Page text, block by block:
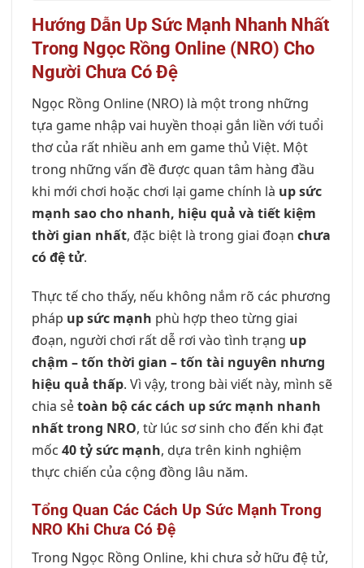
Hướng Dẫn Up Sức Mạnh Nhanh Nhất
Trong Ngọc Rồng Online (NRO) Cho
Người Chưa Có Đệ
Ngọc Rồng Online (NRO) là một trong những
tựa game nhập vai huyền thoại gắn liền với tuổi
thơ của rất nhiều anh em game thủ Việt. Một
trong những vấn đề được quan tâm hàng đầu
khi mới chơi hoặc chơi lại game chính là up sức
mạnh sao cho nhanh, hiệu quả và tiết kiệm
thời gian nhất, đặc biệt là trong giai đoạn chưa
có đệ tử.
Thực tế cho thấy, nếu không nắm rõ các phương
pháp up sức mạnh phù hợp theo từng giai
đoạn, người chơi rất dễ rơi vào tình trạng up
chậm – tốn thời gian – tốn tài nguyên nhưng
hiệu quả thấp. Vì vậy, trong bài viết này, mình sẽ
chia sẻtoàn bộ các cách up sức mạnh nhanh
nhất trong NRO, từ lúc sơ sinh cho đến khi đạt
mốc 40 tỷ sức mạnh, dựa trên kinh nghiệm
thực chiến của cộng đồng lâu năm.
Tổng Quan Các Cách Up Sức Mạnh Trong
NRO Khi Chưa Có Đệ
Trong Ngọc Rồng Online, khi chưa sở hữu đệ tử,